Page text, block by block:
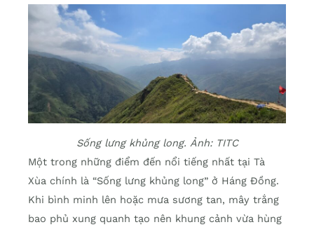
Sống lưng khủng long. Ảnh: TITC
Một trong những điểm đến nổi tiếng nhất tại Tà
Xùa chính là “Sống lưng khủng long” ở Háng Đồng.
Khi bình minh lên hoặc mưa sương tan, mây trắng
bao phủ xung quanh tạo nên khung cảnh vừa hùng